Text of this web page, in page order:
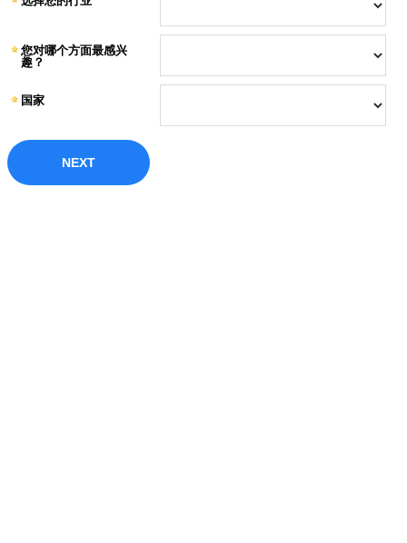
您对哪个方面最感兴
趣？
国家